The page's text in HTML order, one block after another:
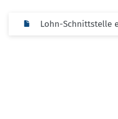
Lohn-Schnittstelle